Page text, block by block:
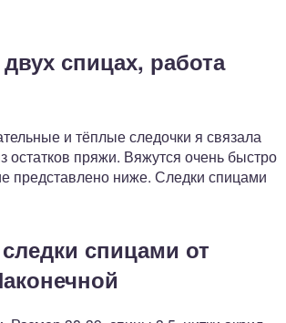
спицах, работа
и тёплые следочки я связала
остатков пряжи. Вяжутся очень быстро
представлено ниже. Следки спицами
спицами от